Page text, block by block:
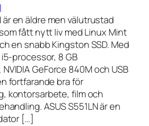
är en äldre men välutrustad
fått nytt liv med Linux Mint
en snabb Kingston SSD. Med
processor, 8 GB
GeForce 840M och USB
fortfarande bra för
kontorsarbete, film och
ASUS S551LN är en
[…]